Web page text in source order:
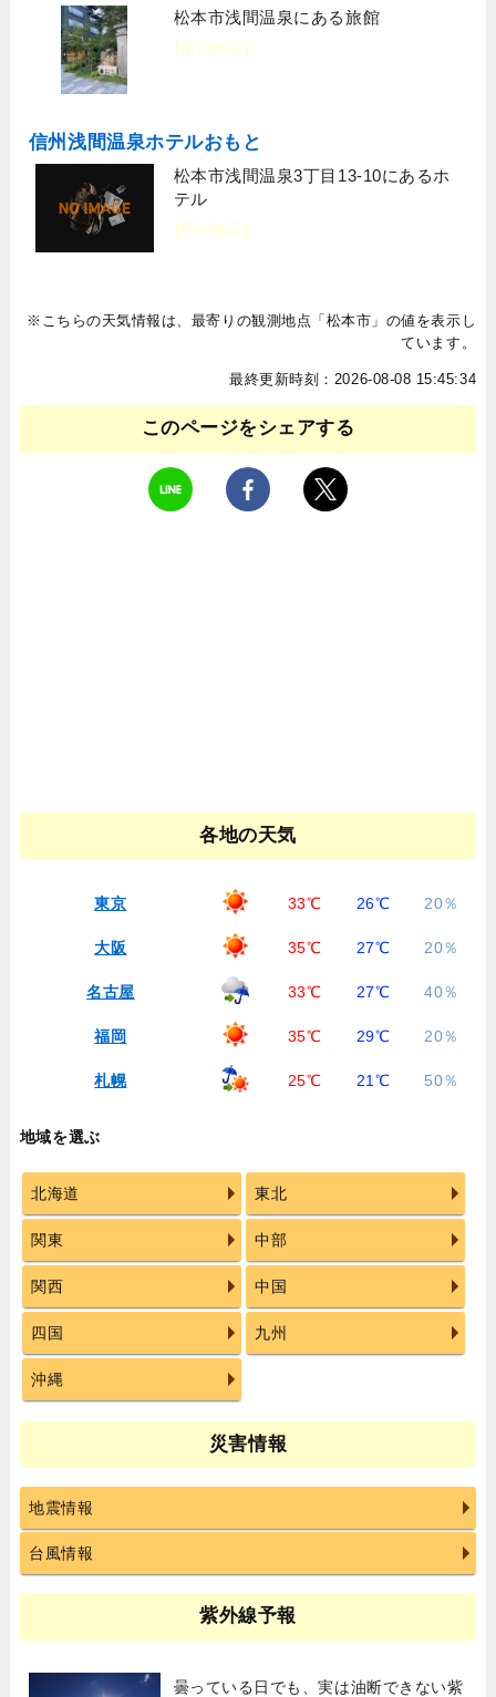
松本市浅間温泉にある旅館
[宿泊施設]
信州浅間温泉ホテルおもと
松本市浅間温泉3丁目13-10にあるホ
テル
[宿泊施設]
※こちらの天気情報は、最寄りの観測地点「松本市」の値を表示し
ています。
最終更新時刻：2026-08-08 15:45:34
このページをシェアする
各地の天気
東京 33℃ 26℃ 20％
大阪 35℃ 27℃ 20％
名古屋 33℃ 27℃ 40％
福岡 35℃ 29℃ 20％
札幌 25℃ 21℃ 50％
地域を選ぶ
北海道 東北
関東 中部
関西 中国
四国 九州
沖縄
災害情報
地震情報
台風情報
紫外線予報
曇っている日でも、実は油断できない紫